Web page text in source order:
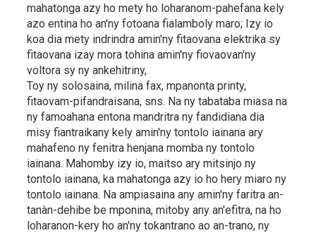
mahatonga azy ho mety ho loharanom-pahefana kely
azo entina ho an'ny fotoana fialamboly maro; Izy io
koa dia mety indrindra amin'ny fitaovana elektrika sy
fitaovana izay mora tohina amin'ny fiovaovan'ny
voltora sy ny ankehitriny,
Toy ny solosaina, milina fax, mpanonta printy,
fitaovam-pifandraisana, sns. Na ny tabataba miasa na
ny famoahana entona mandritra ny fandidiana dia
misy fiantraikany kely amin'ny tontolo iainana ary
mahafeno ny fenitra henjana momba ny tontolo
iainana. Mahomby izy io, maitso ary mitsinjo ny
tontolo iainana, ka mahatonga azy io ho hery miaro ny
tontolo iainana. Na ampiasaina any amin'ny faritra an-
tanàn-dehibe be mponina, mitoby any an'efitra, na ho
loharanon-kery ho an'ny tokantrano ao an-trano, ny